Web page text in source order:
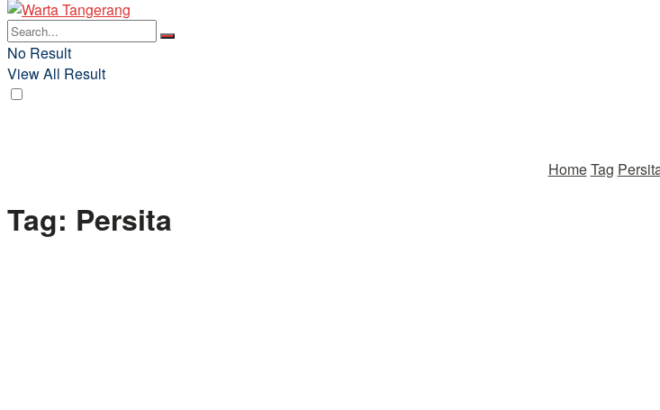
No Result
View All Result
HomeTag
Tag: Persita